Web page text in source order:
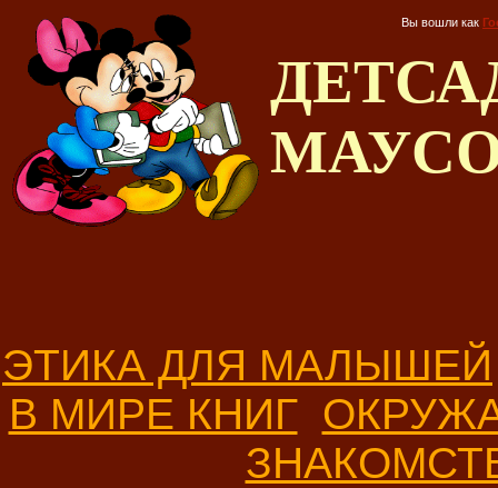
Вы вошли как
ЭТИКА ДЛЯ МАЛЫШЕЙ
В МИРЕ КНИГ